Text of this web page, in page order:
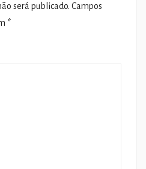
será publicado. Campos
*